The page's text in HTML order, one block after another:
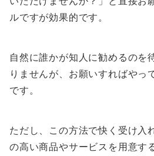
ルですが効果的です。
自然に誰かが知人に勧めるのを
りませんが、お願いすればやっ
です。
ただし、この方法で快く受け入
の高い商品やサービスを用意す